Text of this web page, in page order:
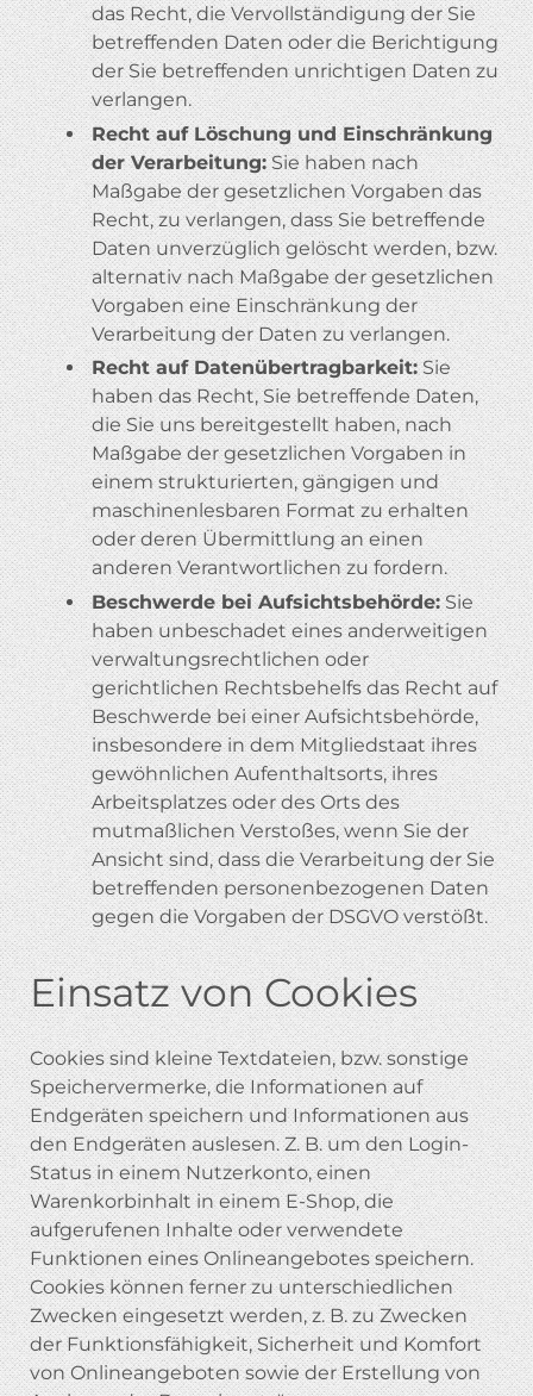
das Recht, die Vervollständigung der Sie
betreffenden Daten oder die Berichtigung
der Sie betreffenden unrichtigen Daten zu
verlangen.
Recht auf Löschung und Einschränkung
der Verarbeitung:Sie haben nach
Maßgabe der gesetzlichen Vorgaben das
Recht, zu verlangen, dass Sie betreffende
Daten unverzüglich gelöscht werden, bzw.
alternativ nach Maßgabe der gesetzlichen
Vorgaben eine Einschränkung der
Verarbeitung der Daten zu verlangen.
Recht auf Datenübertragbarkeit:Sie
haben das Recht, Sie betreffende Daten,
die Sie uns bereitgestellt haben, nach
Maßgabe der gesetzlichen Vorgaben in
einem strukturierten, gängigen und
maschinenlesbaren Format zu erhalten
oder deren Übermittlung an einen
anderen Verantwortlichen zu fordern.
Beschwerde bei Aufsichtsbehörde:Sie
haben unbeschadet eines anderweitigen
verwaltungsrechtlichen oder
gerichtlichen Rechtsbehelfs das Recht auf
Beschwerde bei einer Aufsichtsbehörde,
insbesondere in dem Mitgliedstaat ihres
gewöhnlichen Aufenthaltsorts, ihres
Arbeitsplatzes oder des Orts des
mutmaßlichen Verstoßes, wenn Sie der
Ansicht sind, dass die Verarbeitung der Sie
betreffenden personenbezogenen Daten
gegen die Vorgaben der DSGVO verstößt.
Einsatz von Cookies
Cookies sind kleine Textdateien, bzw. sonstige
Speichervermerke, die Informationen auf
Endgeräten speichern und Informationen aus
den Endgeräten auslesen. Z. B. um den Login-
Status in einem Nutzerkonto, einen
Warenkorbinhalt in einem E-Shop, die
aufgerufenen Inhalte oder verwendete
Funktionen eines Onlineangebotes speichern.
Cookies können ferner zu unterschiedlichen
Zwecken eingesetzt werden, z. B. zu Zwecken
der Funktionsfähigkeit, Sicherheit und Komfort
von Onlineangeboten sowie der Erstellung von